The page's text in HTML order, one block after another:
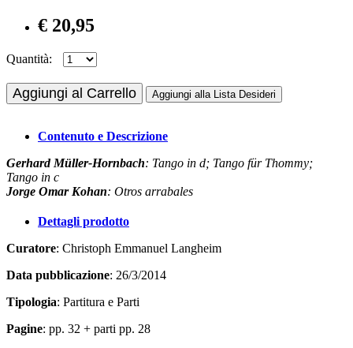
€ 20,95
Quantità:
Aggiungi al Carrello Aggiungi alla Lista Desideri
Contenuto e Descrizione
Gerhard Müller-Hornbach: Tango in d; Tango für Thommy;
Tango in c
Jorge Omar Kohan: Otros arrabales
Dettagli prodotto
Curatore: Christoph Emmanuel Langheim
Data pubblicazione: 26/3/2014
Tipologia: Partitura e Parti
Pagine: pp. 32 + parti pp. 28